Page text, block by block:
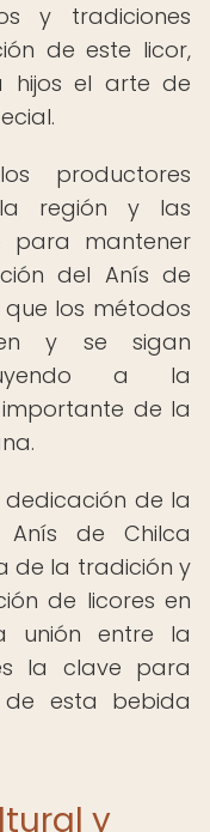
y tradiciones
de este licor,
hijos el arte de
productores
región y las
para mantener
del Anís de
los métodos
y se sigan
a la
de la
de la
de Chilca
de la tradición y
de licores en
unión entre la
la clave para
esta bebida
y